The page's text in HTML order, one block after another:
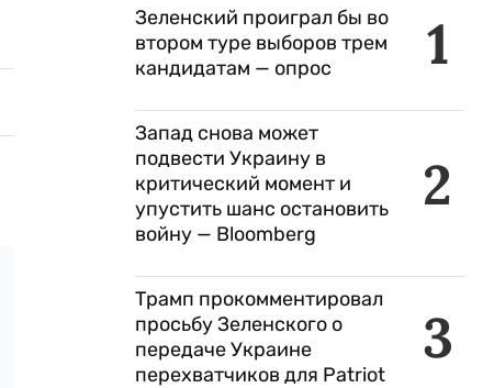
1
Зеленский проиграл бы во
втором туре выборов трем
кандидатам — опрос
2
Запад снова может
подвести Украину в
критический момент и
упустить шанс остановить
войну — Bloomberg
3
Трамп прокомментировал
просьбу Зеленского о
передаче Украине
перехватчиков для Patriot